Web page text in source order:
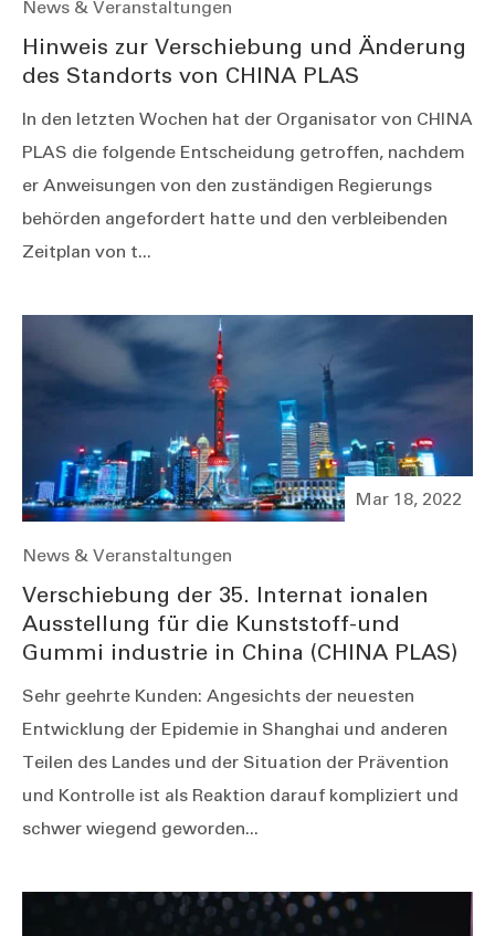
News & Veranstaltungen
Hinweis zur Verschiebung und Änderung
des Standorts von CHINA PLAS
In den letzten Wochen hat der Organisator von CHINA
PLAS die folgende Entscheidung getroffen, nachdem
er Anweisungen von den zuständigen Regierungs
behörden angefordert hatte und den verbleibenden
Zeitplan von t...
Mar 18, 2022
News & Veranstaltungen
Verschiebung der 35. Internat ionalen
Ausstellung für die Kunststoff-und
Gummi industrie in China (CHINA PLAS)
Sehr geehrte Kunden: Angesichts der neuesten
Entwicklung der Epidemie in Shanghai und anderen
Teilen des Landes und der Situation der Prävention
und Kontrolle ist als Reaktion darauf kompliziert und
schwer wiegend geworden...